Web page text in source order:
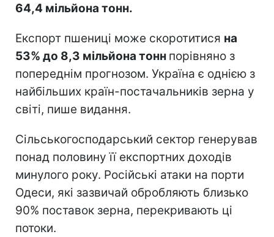
64,4 мільйона тонн.
Експорт пшениці може скоротитися на
53% до 8,3 мільйона тонн порівняно з
попереднім прогнозом. Україна є однією з
найбільших країн-постачальників зерна у
світі, пише видання.
Сільськогосподарський сектор генерував
понад половину її експортних доходів
минулого року. Російські атаки на порти
Одеси, які зазвичай обробляють близько
90% поставок зерна, перекривають ці
потоки.